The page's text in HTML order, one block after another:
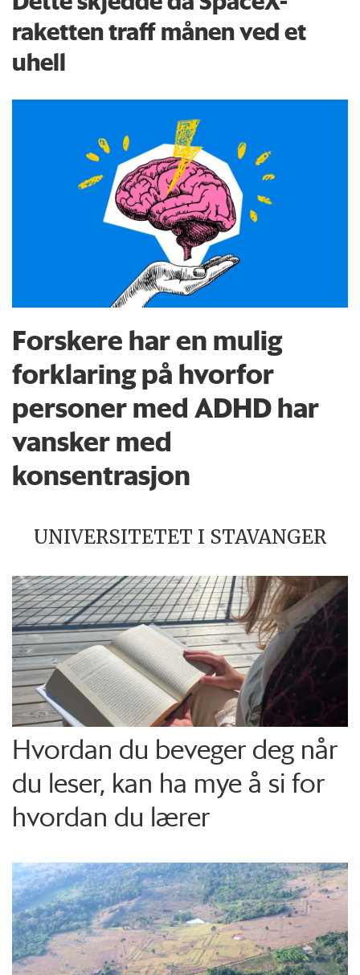
raketten traff månen ved et
uhell
Forskere har en mulig
forklaring på hvorfor
personer med ADHD har
vansker med
konsentrasjon
UNIVERSITETET I STAVANGER
Hvordan du beveger deg når
du leser, kan ha mye å si for
hvordan du lærer